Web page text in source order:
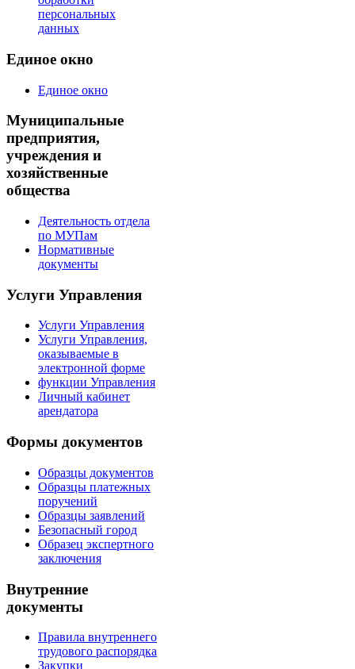
персональных
данных
Единое окно
Единое окно
Муниципальные
предприятия,
учреждения и
хозяйственные
общества
Деятельность отдела
по МУПам
Нормативные
документы
Услуги Управления
Услуги Управления
Услуги Управления,
оказываемые в
электронной форме
функции Управления
Личный кабинет
арендатора
Формы документов
Образцы документов
Образцы платежных
поручений
Образцы заявлений
Безопасный город
Образец экспертного
заключения
Внутренние
документы
Правила внутреннего
трудового распорядка
Закупки